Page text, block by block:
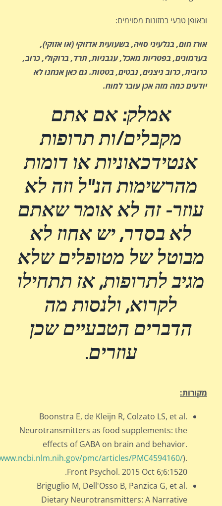
ובאופן טבעי במזונות מסוימים:
אורז חום, בגלעיני סויה, בשעועית אדזוקי (או אזוקי),
בערמונים, בפטריות מאכל, עגבניות, תרד, ברוקולי, כרוב,
כרובית, כרוב ניצנים, נבטים, בטטות. גם כאן אנחנו לא
יודעים כמה מזה אכן עובר למוח.
אמלק: אם אתם
מקבלים/ות תרופות
אנטידכאוניות או דומות
מהרשימות הנ"ל וזה לא
עוזר- זה לא אומר שאתם
לא בסדר, יש אחוז לא
מבוטל של מטופלים שלא
מגיב לתרופות, אז תתחילו
לקרוא, ולנסות מה
הדברים הטבעיים שכן
עוזרים.
מקורות:
Boonstra E, de Kleijn R, Colzato LS, et al.
Neurotransmitters as food supplements: the
effects of GABA on brain and behavior.
pmc/articles/PMC4594160/).
Front Psychol. 2015 Oct 6;6:1520.
Briguglio M, Dell'Osso B, Panzica G, et al.
Dietary Neurotransmitters: A Narrative